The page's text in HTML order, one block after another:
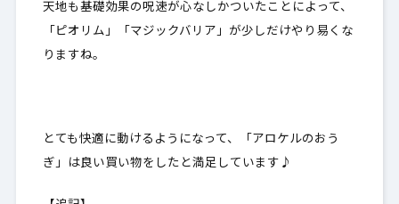
天地も基礎効果の呪速が心なしかついたことによって、
「ピオリム」「マジックバリア」が少しだけやり易くな
りますね。
とても快適に動けるようになって、「アロケルのおう
ぎ」は良い買い物をしたと満足しています♪